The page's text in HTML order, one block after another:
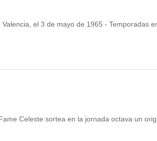
el 3 de mayo de 1965 - Temporadas
Celeste sortea en la jornada octava un